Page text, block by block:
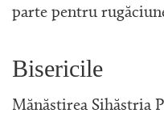
parte pentru
Bisericile
Mănăstirea Sihăstria